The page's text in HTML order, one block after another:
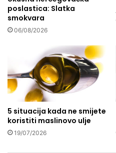
r
k
a
u
A
n
a
r
i
d
a
p
a
c
i
a
z
a
poslastica: Slatka
smokvara
06/08/2026
5 situacija kada ne smijete
koristiti maslinovo ulje
19/07/2026